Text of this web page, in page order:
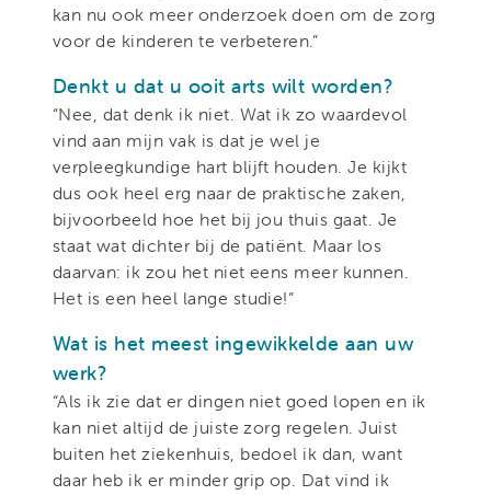
kan nu ook meer onderzoek doen om de zorg
voor de kinderen te verbeteren.”
Denkt u dat u ooit arts wilt worden?
“Nee, dat denk ik niet. Wat ik zo waardevol
vind aan mijn vak is dat je wel je
verpleegkundige hart blijft houden. Je kijkt
dus ook heel erg naar de praktische zaken,
bijvoorbeeld hoe het bij jou thuis gaat. Je
staat wat dichter bij de patiënt. Maar los
daarvan: ik zou het niet eens meer kunnen.
Het is een heel lange studie!”
Wat is het meest ingewikkelde aan uw
werk?
“Als ik zie dat er dingen niet goed lopen en ik
kan niet altijd de juiste zorg regelen. Juist
buiten het ziekenhuis, bedoel ik dan, want
daar heb ik er minder grip op. Dat vind ik